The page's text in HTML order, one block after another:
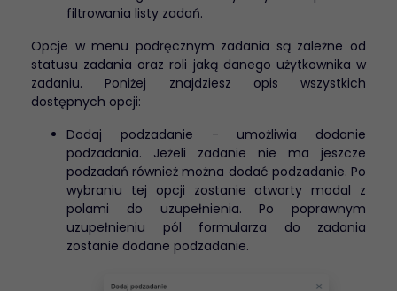
filtrowania listy zadań.
Opcje w menu podręcznym zadania są zależne od
statusu zadania oraz roli jaką danego użytkownika w
zadaniu. Poniżej znajdziesz opis wszystkich
dostępnych opcji:
Dodaj podzadanie - umożliwia dodanie
podzadania. Jeżeli zadanie nie ma jeszcze
podzadań również można dodać podzadanie. Po
wybraniu tej opcji zostanie otwarty modal z
polami do uzupełnienia. Po poprawnym
uzupełnieniu pól formularza do zadania
zostanie dodane podzadanie.